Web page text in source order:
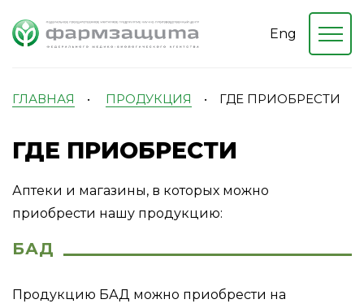
Eng
ГЛАВНАЯ • ПРОДУКЦИЯ • ГДЕ ПРИОБРЕСТИ
ГДЕ ПРИОБРЕСТИ
Аптеки и магазины, в которых можно
приобрести нашу продукцию:
БАД
Продукцию БАД можно приобрести на